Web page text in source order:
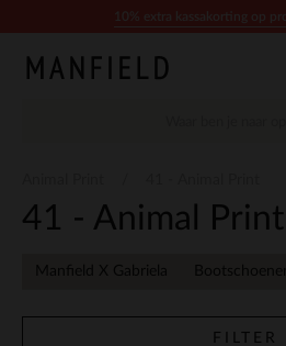
41 - Animal Print
Manfield X Gabriela Bootschoenen
FILTER